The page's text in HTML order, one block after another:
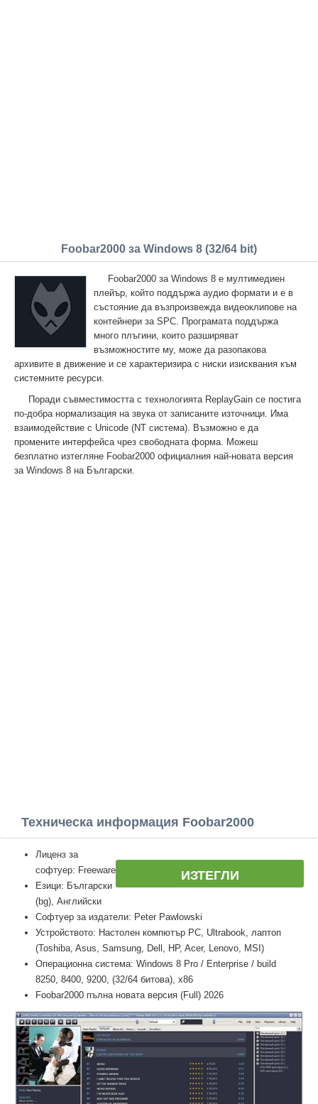
Foobar2000 за Windows 8 (32/64 bit)
Foobar2000 за Windows 8 е мултимедиен
плейър, който поддържа аудио формати и е в
състояние да възпроизвежда видеоклипове на
контейнери за SPC. Програмата поддържа
много плъгини, които разширяват
възможностите му, може да разопакова
архивите в движение и се характеризира с ниски изисквания към
системните ресурси.
Поради съвместимостта с технологията ReplayGain се постига
по-добра нормализация на звука от записаните източници. Има
взаимодействие с Unicode (NT система). Възможно е да
промените интерфейса чрез свободната форма. Можеш
безплатно изтегляне Foobar2000 официалния най-новата версия
за Windows 8 на Български.
Техническа информация Foobar2000
ИЗТЕГЛИ
Лиценз за
софтуер: Freeware
Езици: Български
(bg), Английски
Софтуер за издатели: Peter Pawlowski
Устройството: Настолен компютър PC, Ultrabook, лаптоп
(Toshiba, Asus, Samsung, Dell, HP, Acer, Lenovo, MSI)
Операционна система: Windows 8 Pro / Enterprise / build
8250, 8400, 9200, (32/64 битова), x86
Foobar2000 пълна новата версия (Full) 2026